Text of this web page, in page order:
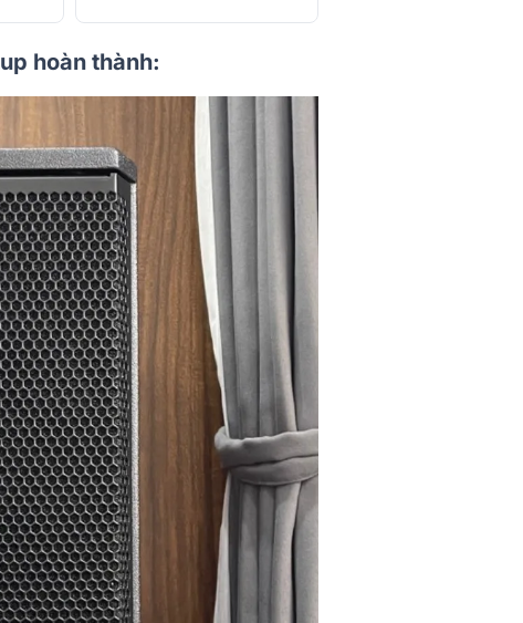
hoàn thành: